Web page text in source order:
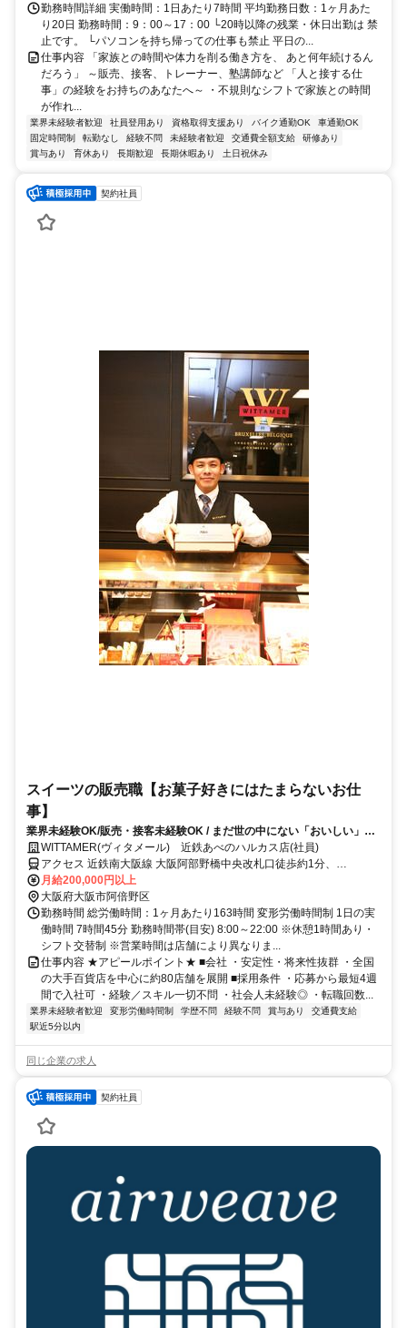
勤務時間詳細 実働時間：1日あたり7時間 平均勤務日数：1ヶ月あた
り20日 勤務時間：9：00～17：00 └20時以降の残業・休日出勤は 禁
止です。 └パソコンを持ち帰っての仕事も禁止 平日の...
仕事内容 「家族との時間や体力を削る働き方を、 あと何年続けるん
だろう」 ～販売、接客、トレーナー、塾講師など 「人と接する仕
事」の経験をお持ちのあなたへ～ ・不規則なシフトで家族との時間
が作れ...
業界未経験者歓迎 社員登用あり 資格取得支援あり バイク通勤OK
車通勤OK
固定時間制
転勤なし 経験不問 未経験者歓迎 交通費全額支給
研修あり
賞与あり
育休あり 長期歓迎 長期休暇あり 土日祝休み
契約社員
スイーツの販売職【お菓子好きにはたまらないお仕
事】
業界未経験OK/販売・接客未経験OK / まだ世の中にない「おいしい」
を、一緒につくりませんか？
WITTAMER(ヴィタメール) 近鉄あべのハルカス店(社員)
アクセス 近鉄南大阪線 大阪阿部野橋中央改札口徒歩約1分、
OsakaMetro谷町線 天王寺9番口徒歩約1分、OsakaMetro御堂筋線 天
王寺9番口徒歩約1分 各線天王寺駅、近鉄阿倍野からすぐ
月給200,000円以上
大阪府大阪市阿倍野区
勤務時間 総労働時間：1ヶ月あたり163時間 変形労働時間制 1日の実
働時間 7時間45分 勤務時間帯(目安) 8:00～22:00 ※休憩1時間あり・
シフト交替制 ※営業時間は店舗により異なりま...
仕事内容 ★アピールポイント★ ■会社 ・安定性・将来性抜群 ・全国
の大手百貨店を中心に約80店舗を展開 ■採用条件 ・応募から最短4週
間で入社可 ・経験／スキル一切不問 ・社会人未経験◎ ・転職回数...
業界未経験者歓迎 変形労働時間制 学歴不問 経験不問 賞与あり
交通費支給
駅近5分以内
同じ企業の求人
契約社員